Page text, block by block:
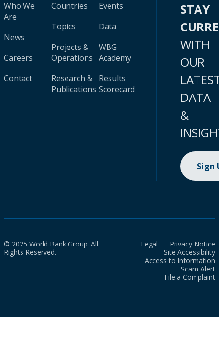
Who We
Are
News
Careers
Contact
Countries
Topics
Projects &
Operations
Research &
Publications
Events
Data
WBG
Academy
Results
Scorecard
STAY
WITH
OUR
DATA
&
Sign
© 2025 World Bank Group. All
Rights Reserved.
Legal
Privacy Notice
Site Accessibility
Access to Information
Scam Alert
File a Complaint